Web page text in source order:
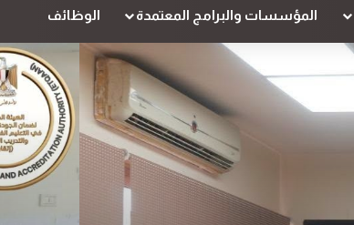
المؤسسات والبرامج المعتمدة الوظائف